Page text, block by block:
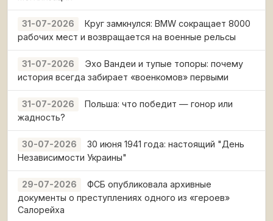
31-07-2026
Круг замкнулся: BMW сокращает 8000
рабочих мест и возвращается на военные рельсы
31-07-2026
Эхо Вандеи и тупые топоры: почему
история всегда забирает «военкомов» первыми
31-07-2026
Польша: что победит — гонор или
жадность?
30-07-2026
30 июня 1941 года: настоящий "День
Независимости Украины"
29-07-2026
ФСБ опубликовала архивные
документы о преступлениях одного из «героев»
Салорейха